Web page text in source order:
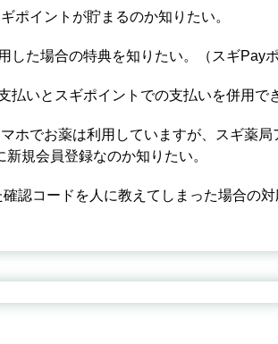
ポイントが貯まるのか知りたい。
した場合の特典を知りたい。（スギPay
払いとスギポイントでの支払いを併用で
マホでお薬は利用していますが、スギ薬
規会員登録なのか知りたい。
認コードを人に教えてしまった場合の対